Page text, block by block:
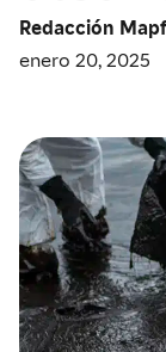
Redacción
enero 20, 2025